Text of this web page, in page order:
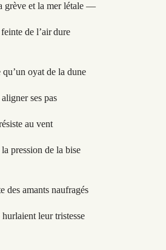
grève et la mer létale —
de l’airdure
oyat de la dune
ses pas
au vent
la pression de la bise
des amants naufragés
leur tristesse